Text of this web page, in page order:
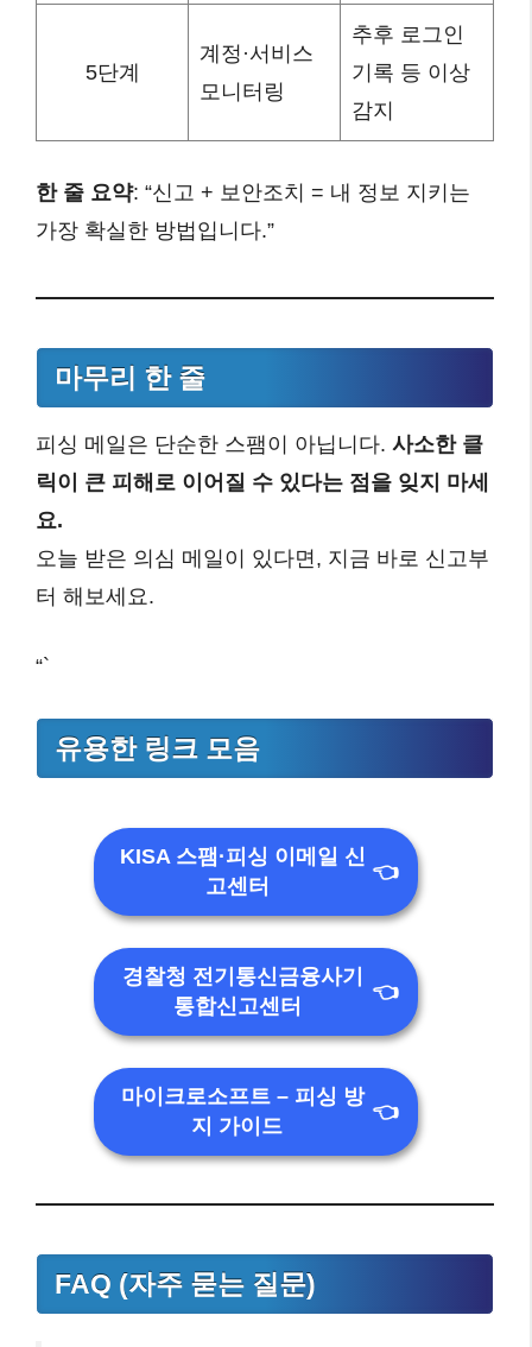
5단계
계정·서비스
모니터링
추후 로그인
기록 등 이상
감지
한 줄 요약: “신고 + 보안조치 = 내 정보 지키는
가장 확실한 방법입니다.”
마무리 한 줄
피싱 메일은 단순한 스팸이 아닙니다. 사소한 클
릭이 큰 피해로 이어질 수 있다는 점을 잊지 마세
요.
오늘 받은 의심 메일이 있다면, 지금 바로 신고부
터 해보세요.
“`
유용한 링크 모음
KISA 스팸·피싱 이메일 신
고센터
👈
경찰청 전기통신금융사기
통합신고센터
👈
마이크로소프트 – 피싱 방
지 가이드
👈
FAQ (자주 묻는 질문)